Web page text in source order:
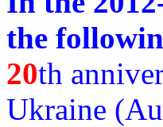
the
20th
Ukraine